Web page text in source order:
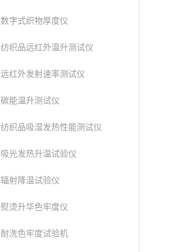
数字式织物厚度仪
纺织品远红外温升测试仪
远红外发射速率测试仪
碳能温升测试仪
纺织品吸湿发热性能测试仪
吸光发热升温试验仪
辐射降温试验仪
熨烫升华色牢度仪
耐洗色牢度试验机